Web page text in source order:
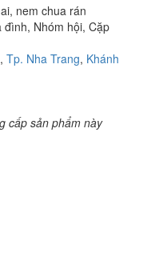
nem chua rán
đình, Nhóm hội, Cặp
Tp. Nha Trang, Khánh
cấp sản phẩm này